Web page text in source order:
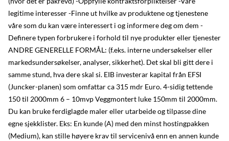
legitime interesser -Finne ut hvilke av produktene og tjenestene
våre som du kan være interessert i og informere deg om dem -
Definere typen forbrukere i forhold til nye produkter eller tjenester
ANDRE GENERELLE FORMÅL: (f.eks. interne undersøkelser eller
markedsundersøkelser, analyser, sikkerhet). Det skal bli gitt dere i
samme stund, hva dere skal si. EIB investerar kapital från EFSI
(Juncker-planen) som omfattar ca 315 mdr Euro. 4-sidig tettende
150 til 2000mm 6 – 10mvp Veggmontert luke 150mm til 2000mm.
Du kan bruke ferdiglagde maler eller utarbeide og tilpasse dine
egne sjekklister. Eks: En kunde (A) med den minst hostingpakken
(Medium), kan stille høyere krav til servicenivå enn en annen kunde